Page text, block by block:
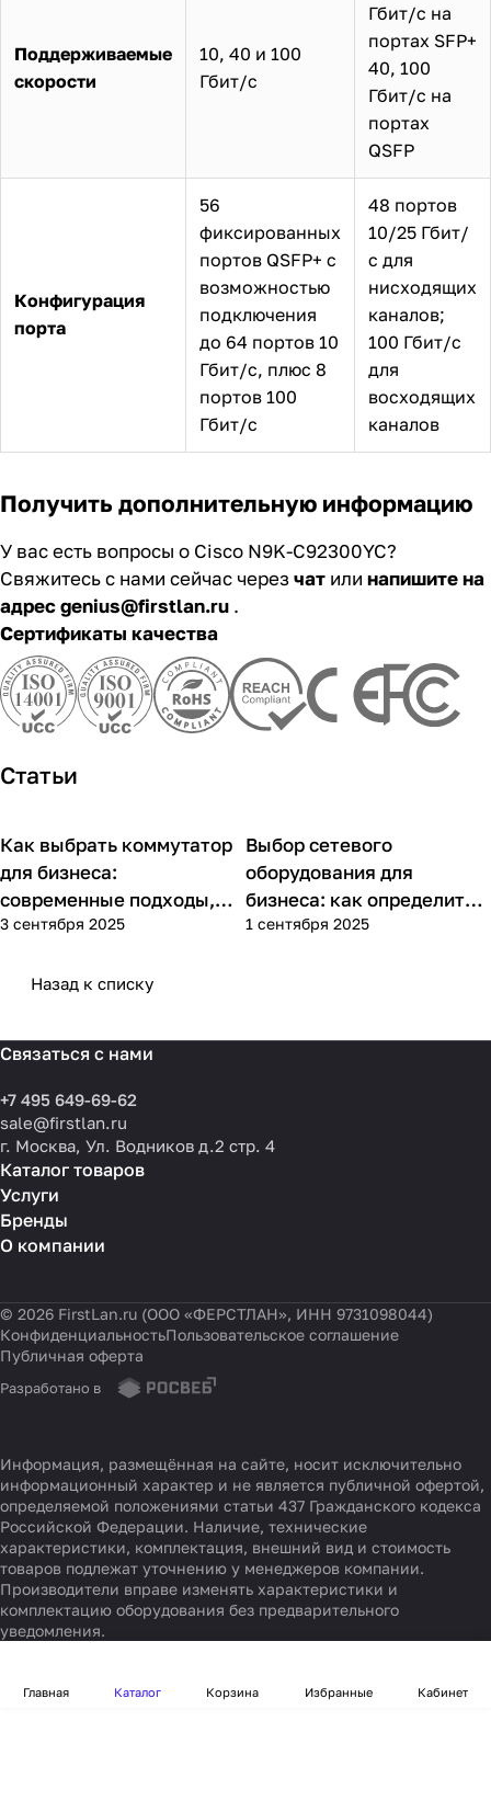
Поддерживаемые
скорости
10, 40 и 100
Гбит/с
Гбит/с на
портах SFP+
40, 100
Гбит/с на
портах
QSFP
Конфигурация
порта
56
фиксированных
портов QSFP+ с
возможностью
подключения
до 64 портов 10
Гбит/с, плюс 8
портов 100
Гбит/с
48 портов
10/25 Гбит/
с для
нисходящих
каналов;
100 Гбит/с
для
восходящих
каналов
Получить дополнительную информацию
У вас есть вопросы о Cisco N9K-C92300YC?
Свяжитесь с нами сейчас черезчат или напишите на
адрес genius@firstlan.ru .
Сертификаты качества
Статьи
Советы покупателям
Как выбрать коммутатор
для бизнеса:
современные подходы,
практика применения и
3 сентября 2025
Советы покупателям
Выбор сетевого
оборудования для
бизнеса: как определить
потребности компании и
1 сентября 2025
Назад к списку
Связаться с нами
+7 495 649-69-62
sale@firstlan.ru
г. Москва, Ул. Водников д.2 стр. 4
Каталог товаров
Услуги
Бренды
О компании
© 2026 FirstLan.ru (ООО «ФЕРСТЛАН», ИНН 9731098044)
КонфиденциальностьПользовательское соглашение
Публичная оферта
Разработано в
Информация, размещённая на сайте, носит исключительно
информационный характер и не является публичной офертой,
определяемой положениями статьи 437 Гражданского кодекса
Российской Федерации. Наличие, технические
характеристики, комплектация, внешний вид и стоимость
товаров подлежат уточнению у менеджеров компании.
Производители вправе изменять характеристики и
комплектацию оборудования без предварительного
уведомления.
Главная Каталог Корзина Избранные Кабинет